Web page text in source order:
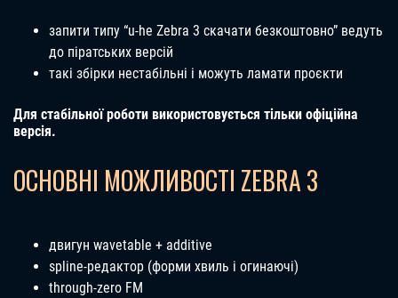
запити типу “u-he Zebra 3 скачати безкоштовно” ведуть
до піратських версій
такі збірки нестабільні і можуть ламати проєкти
Для стабільної роботи використовується тільки офіційна
версія.
ОСНОВНІ МОЖЛИВОСТІ ZEBRA 3
двигун wavetable + additive
spline-редактор (форми хвиль і огинаючі)
through-zero FM